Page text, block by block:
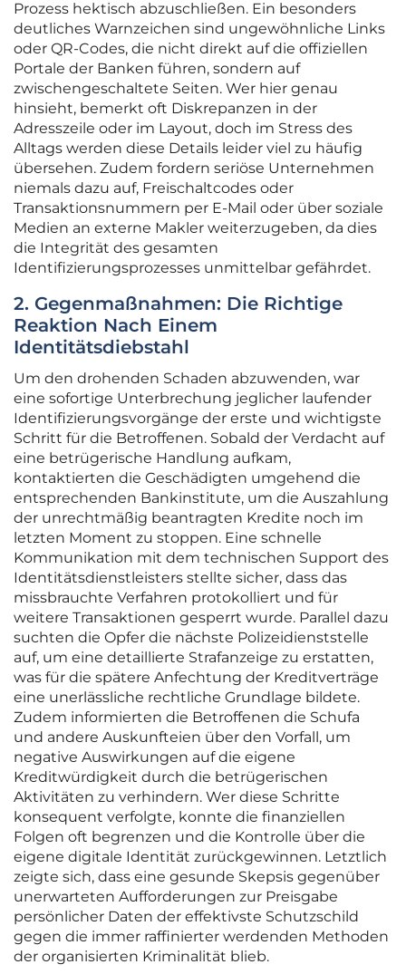
Prozess hektisch abzuschließen. Ein besonders
deutliches Warnzeichen sind ungewöhnliche Links
oder QR-Codes, die nicht direkt auf die offiziellen
Portale der Banken führen, sondern auf
zwischengeschaltete Seiten. Wer hier genau
hinsieht, bemerkt oft Diskrepanzen in der
Adresszeile oder im Layout, doch im Stress des
Alltags werden diese Details leider viel zu häufig
übersehen. Zudem fordern seriöse Unternehmen
niemals dazu auf, Freischaltcodes oder
Transaktionsnummern per E-Mail oder über soziale
Medien an externe Makler weiterzugeben, da dies
die Integrität des gesamten
Identifizierungsprozesses unmittelbar gefährdet.
2. Gegenmaßnahmen: Die Richtige
Reaktion Nach Einem
Identitätsdiebstahl
Um den drohenden Schaden abzuwenden, war
eine sofortige Unterbrechung jeglicher laufender
Identifizierungsvorgänge der erste und wichtigste
Schritt für die Betroffenen. Sobald der Verdacht auf
eine betrügerische Handlung aufkam,
kontaktierten die Geschädigten umgehend die
entsprechenden Bankinstitute, um die Auszahlung
der unrechtmäßig beantragten Kredite noch im
letzten Moment zu stoppen. Eine schnelle
Kommunikation mit dem technischen Support des
Identitätsdienstleisters stellte sicher, dass das
missbrauchte Verfahren protokolliert und für
weitere Transaktionen gesperrt wurde. Parallel dazu
suchten die Opfer die nächste Polizeidienststelle
auf, um eine detaillierte Strafanzeige zu erstatten,
was für die spätere Anfechtung der Kreditverträge
eine unerlässliche rechtliche Grundlage bildete.
Zudem informierten die Betroffenen die Schufa
und andere Auskunfteien über den Vorfall, um
negative Auswirkungen auf die eigene
Kreditwürdigkeit durch die betrügerischen
Aktivitäten zu verhindern. Wer diese Schritte
konsequent verfolgte, konnte die finanziellen
Folgen oft begrenzen und die Kontrolle über die
eigene digitale Identität zurückgewinnen. Letztlich
zeigte sich, dass eine gesunde Skepsis gegenüber
unerwarteten Aufforderungen zur Preisgabe
persönlicher Daten der effektivste Schutzschild
gegen die immer raffinierter werdenden Methoden
der organisierten Kriminalität blieb.